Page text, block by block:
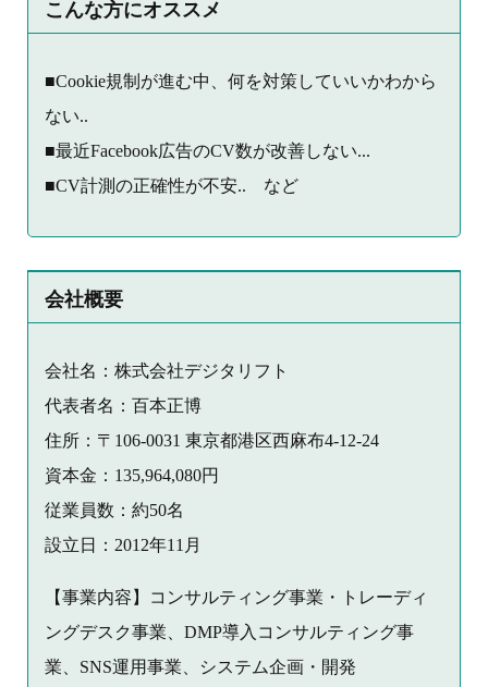
こんな方にオススメ
■Cookie規制が進む中、何を対策していいかわから
ない..
■最近Facebook広告のCV数が改善しない...
■CV計測の正確性が不安.. など
会社概要
会社名：株式会社デジタリフト
代表者名：百本正博
住所：〒106-0031 東京都港区西麻布4-12-24
資本金：135,964,080円
従業員数：約50名
設立日：2012年11月
【事業内容】コンサルティング事業・トレーディ
ングデスク事業、DMP導入コンサルティング事
業、SNS運用事業、システム企画・開発